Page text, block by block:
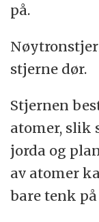
på.
stjerne dør.
Stjernen
atomer, slik
jorda og
av atomer
bare tenk